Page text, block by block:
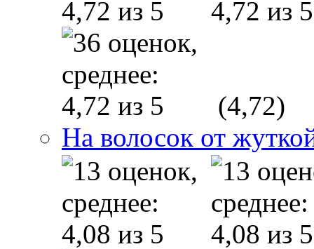
(4,72)
На волосок от